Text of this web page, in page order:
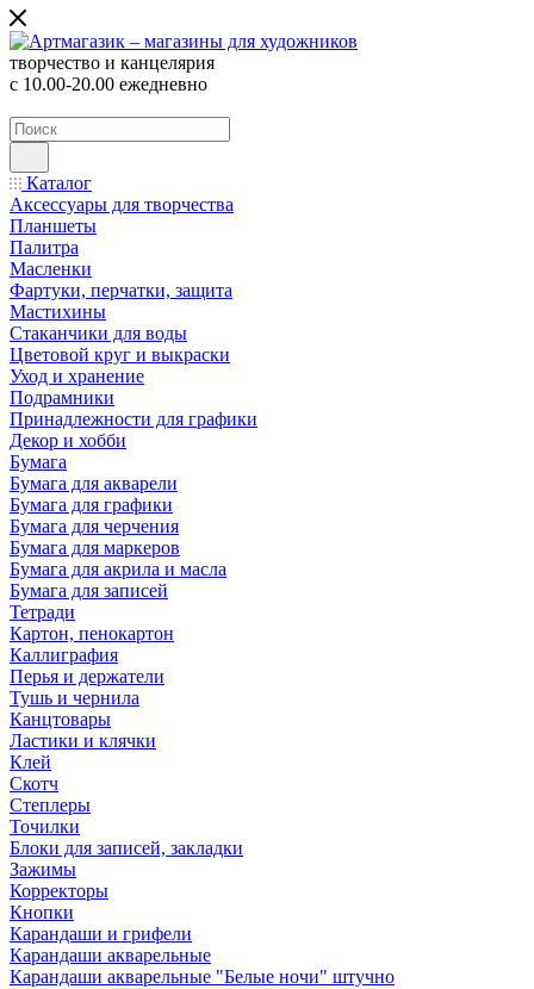
творчество и канцелярия
с 10.00-20.00 ежедневно
Каталог
Аксессуары для творчества
Планшеты
Палитра
Масленки
Фартуки, перчатки, защита
Мастихины
Стаканчики для воды
Цветовой круг и выкраски
Уход и хранение
Подрамники
Принадлежности для графики
Декор и хобби
Бумага
Бумага для акварели
Бумага для графики
Бумага для черчения
Бумага для маркеров
Бумага для акрила и масла
Бумага для записей
Тетради
Картон, пенокартон
Каллиграфия
Перья и держатели
Тушь и чернила
Канцтовары
Ластики и клячки
Клей
Скотч
Степлеры
Точилки
Блоки для записей, закладки
Зажимы
Корректоры
Кнопки
Карандаши и грифели
Карандаши акварельные
Карандаши акварельные "Белые ночи" штучно